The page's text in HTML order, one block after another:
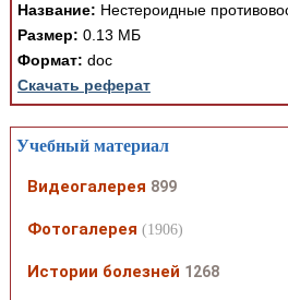
Название: Нестероидные
Размер: 0.13 МБ
Формат: doc
Скачать реферат
Учебный материал
Видеогалерея 899
Фотогалерея (1906)
Истории болезней 1268